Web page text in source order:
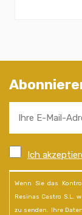
Ich
Wenn Sie das
Resinas Castro S.L.
zu senden. Ihre